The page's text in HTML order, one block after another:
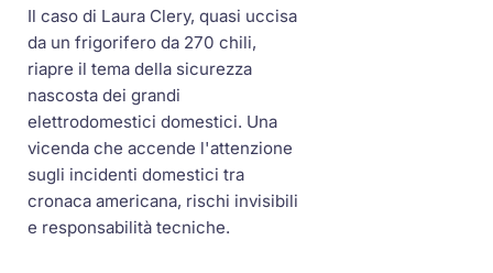
Il caso di Laura Clery, quasi uccisa
da un frigorifero da 270 chili,
riapre il tema della sicurezza
nascosta dei grandi
elettrodomestici domestici. Una
vicenda che accende l'attenzione
sugli incidenti domestici tra
cronaca americana, rischi invisibili
e responsabilità tecniche.